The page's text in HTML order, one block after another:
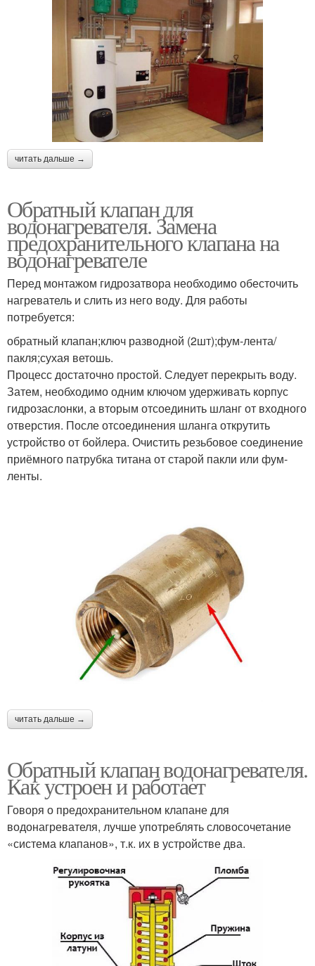
читать дальше →
Обратный клапан для
водонагревателя. Замена
предохранительного клапана на
водонагревателе
Перед монтажом гидрозатвора необходимо обесточить
нагреватель и слить из него воду. Для работы
потребуется:
обратный клапан;ключ разводной (2шт);фум-лента/
пакля;сухая ветошь.
Процесс достаточно простой. Следует перекрыть воду.
Затем, необходимо одним ключом удерживать корпус
гидрозаслонки, а вторым отсоединить шланг от входного
отверстия. После отсоединения шланга открутить
устройство от бойлера. Очистить резьбовое соединение
приёмного патрубка титана от старой пакли или фум-
ленты.
читать дальше →
Обратный клапан водонагревателя.
Как устроен и работает
Говоря о предохранительном клапане для
водонагревателя, лучше употреблять словосочетание
«система клапанов», т.к. их в устройстве два.